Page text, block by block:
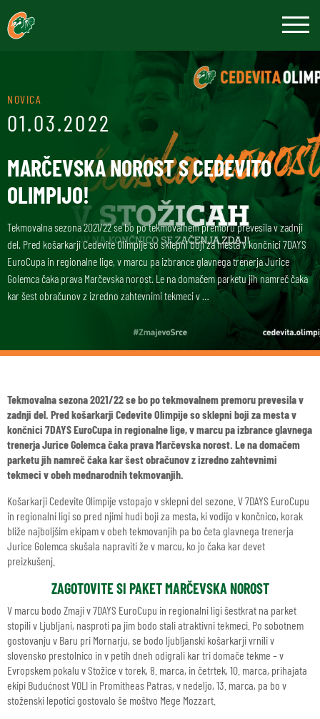
NOVICA
01.03.2022
MARČEVSKA NOROST S CEDEVITO
OLIMPIJO!
Tekmovalna sezona 2021/22 se bo po tekmovalnem premoru prevesila v zadnji
del. Pred košarkarji Cedevite Olimpije so sklepni boji za mesta v končnici 7DAYS
EuroCupa in regionalne lige, v marcu pa izbrance glavnega trenerja Jurice
Golemca čaka prava Marčevska norost. Le na domačem parketu jih namreč čaka
kar šest obračunov z izredno zahtevnimi tekmeci v …
Tekmovalna sezona 2021/22 se bo po tekmovalnem premoru prevesila v
zadnji del. Pred košarkarji Cedevite Olimpije so sklepni boji za mesta v
končnici 7DAYS EuroCupa in regionalne lige, v marcu pa izbrance glavnega
trenerja Jurice Golemca čaka prava Marčevska norost. Le na domačem
parketu jih namreč čaka kar šest obračunov z izredno zahtevnimi
tekmeci v obeh mednarodnih tekmovanjih.
Košarkarji Cedevite Olimpije vstopajo v sklepni del sezone. V 7DAYS EuroCupu
in regionalni ligi so pred njimi hudi boji za mesta, ki vodijo v končnico, korak
bliže najboljšim ekipam v obeh tekmovanjih pa bo četa glavnega trenerja
Jurice Golemca skušala napraviti že v marcu, ko jo čaka kar devet
preizkušenj.
ZAGOTOVITE SI PAKET MARČEVSKA NOROST
V marcu bodo Zmaji v 7DAYS EuroCupu in regionalni ligi šestkrat na parket
stopili v Ljubljani, nasproti pa jim bodo stali atraktivni tekmeci. Po sobotnem
gostovanju v Baru pri Mornarju, se bodo ljubljanski košarkarji vrnili v
slovensko prestolnico in v petih dneh odigrali kar tri domače tekme – v
Evropskem pokalu v Stožice v torek, 8. marca, in četrtek, 10. marca, prihajata
ekipi Budućnost VOLI in Promitheas Patras, v nedeljo, 13. marca, pa bo v
stoženski lepotici gostovalo še moštvo Mege Mozzart.